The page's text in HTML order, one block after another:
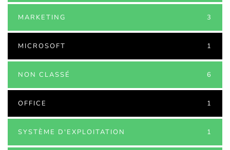
MARKETING 3
MICROSOFT 1
NON CLASSÉ 6
OFFICE 1
SYSTÈME D'EXPLOITATION 1